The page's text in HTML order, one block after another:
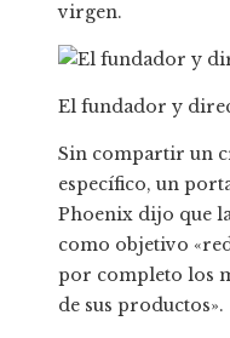
virgen.
El fundador y
Sin compartir un
específico, un
Phoenix dijo que
como objetivo
por completo los
de sus productos».